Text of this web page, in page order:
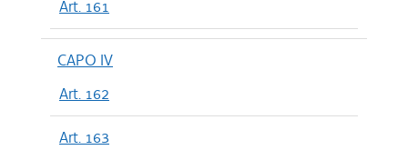
Art. 161
CAPO IV
Art. 162
Art. 163